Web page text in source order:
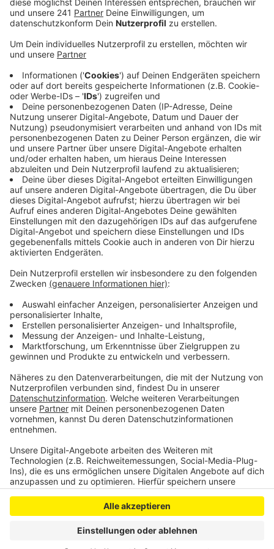
Anzeige
eine endgültige Entscheidung treffen.
Die CDU hat im Vorfeld bereits heftigen Widerstand
angekündigt.
Grund dafür ist ein gemeinsamer Änderungsantrag
unter anderem von SPD, Opladen Plus und den Grünen.
Der sehe unter anderem vor, mehr als 20 Bäume
entlang des Weges zu fällen und einen rund 1.000
Meter langen Kanal zu verlegen.
„Das sind massive Eingriffe in die Natur“, sagt die CDU.
Auch die Baukosten seien unverhältnismäßig. Sie
Alternativvorschlag der Stadtverwaltung. Hier werden
300.000 Euro für die Sanierung veranschlagt. Welche
Variante sich letztlich durchsetzt, müssen die
Stadtteilpolitiker entscheiden.
Anzeige